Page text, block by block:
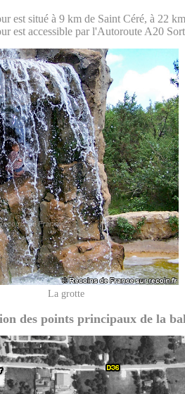
est situé à 9 km de Saint Céré, à 22
est accessible par l'Autoroute A20
La grotte
des points principaux de la